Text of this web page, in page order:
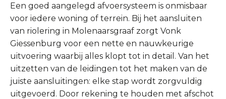
Een goed aangelegd afvoersysteem is onmisbaar
voor iedere woning of terrein. Bij het aansluiten
van riolering in Molenaarsgraaf zorgt Vonk
Giessenburg voor een nette en nauwkeurige
uitvoering waarbij alles klopt tot in detail. Van het
uitzetten van de leidingen tot het maken van de
juiste aansluitingen: elke stap wordt zorgvuldig
uitgevoerd. Door rekening te houden met afschot